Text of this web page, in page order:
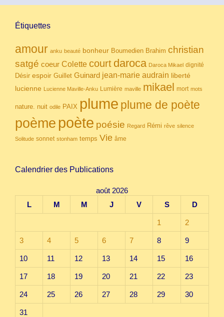
Étiquettes
amour anku beauté bonheur Boumedien Brahim christian
satgé coeur Colette court daroca Daroca Mikael dignité
Désir espoir Guillet Guinard jean-marie audrain liberté
lucienne Lucienne Maville-Anku Lumière maville mikael mort mots
nature. nuit odile PAIX plume plume de poète
poème poète poésie Regard Rémi rêve silence
Solitude sonnet stonham temps Vie âme
Calendrier des Publications
août 2026
L
M M J V S D
1 2
3 4 5 6 7 8 9
10 11 12 13 14 15 16
17 18 19 20 21 22 23
24 25 26 27 28 29 30
31